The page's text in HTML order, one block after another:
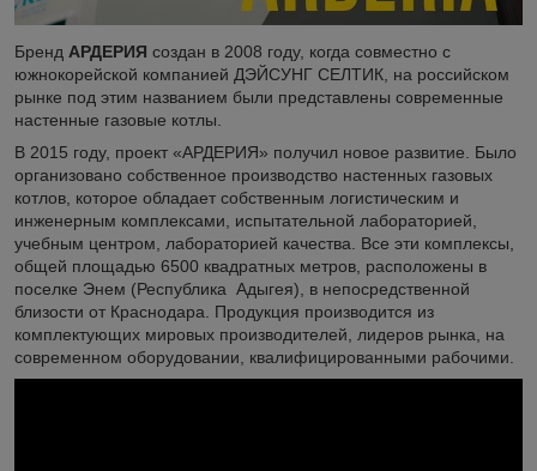
Бренд АРДЕРИЯ создан в 2008 году, когда совместно с
южнокорейской компанией ДЭЙСУНГ СЕЛТИК, на российском
рынке под этим названием были представлены современные
настенные газовые котлы.
В 2015 году, проект «АРДЕРИЯ» получил новое развитие. Было
организовано собственное производство настенных газовых
котлов, которое обладает собственным логистическим и
инженерным комплексами, испытательной лабораторией,
учебным центром, лабораторией качества. Все эти комплексы,
общей площадью 6500 квадратных метров, расположены в
поселке Энем (Республика Адыгея), в непосредственной
близости от Краснодара. Продукция производится из
комплектующих мировых производителей, лидеров рынка, на
современном оборудовании, квалифицированными рабочими.